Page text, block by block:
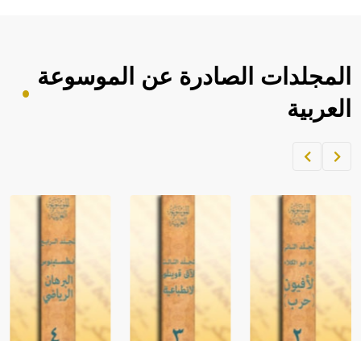
المجلدات الصادرة عن الموسوعة
العربية